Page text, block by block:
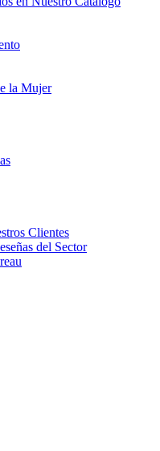
la Mujer
Clientes
del Sector